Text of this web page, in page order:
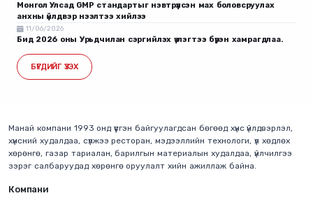
Монгол Улсад GMP стандартыг нэвтрүүлсэн мах боловсруулах
анхны үйлдвэр нээлтээ хийлээ
11/06/2026
Бид 2026 оны Урьдчилан сэргийлэх үзлэгтээ бүрэн хамрагдлаа.
БҮГДИЙГ ҮЗЭХ
Манай компани 1993 онд үүсгэн байгуулагдсан бөгөөд хүнс үйлдвэрлэл,
хүнсний худалдаа, сүлжээ ресторан, мэдээллийн технологи, үл хөдлөх
хөрөнгө, газар тариалан, барилгын материалын худалдаа, үйлчилгээ
зэрэг салбаруудад хөрөнгө оруулалт хийн ажиллаж байна.
Компани